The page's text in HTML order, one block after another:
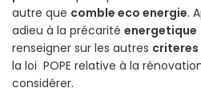
autre que comble eco energie.
adieu à la précarité energetique
renseigner sur les autres
la loi POPE relative à la
considérer.